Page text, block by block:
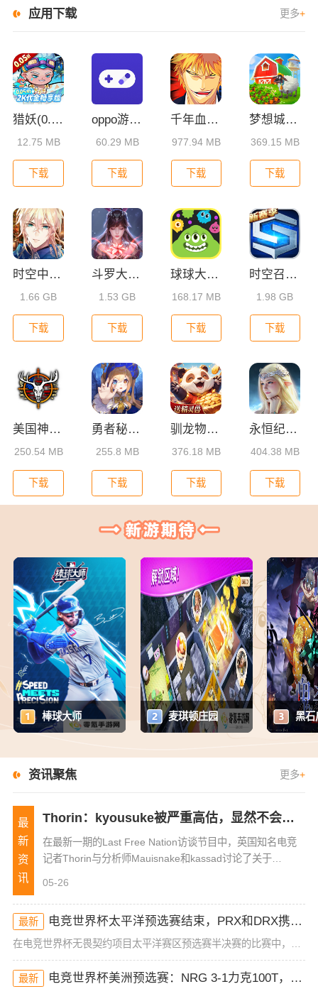
应用下载 更多+
猎妖(0.05折2K代金畅享版)
12.75 MB
下载
oppo游戏助手国际版
60.29 MB
下载
千年血战灵魂撕裂手游
977.94 MB
下载
梦想城镇小米版
369.15 MB
下载
时空中的绘旅人小米版
1.66 GB
下载
斗罗大陆魂师对决小米版
1.53 GB
下载
球球大作战vivo版
168.17 MB
下载
时空召唤小米版
1.98 GB
下载
美国神枪手汉化版
250.54 MB
下载
勇者秘境官方版
255.8 MB
下载
驯龙物语满V版
376.18 MB
下载
永恒纪元华为版本
404.38 MB
下载
棒球大师 麦琪顿庄园
资讯聚焦 更多+
最
新
资
讯
Thorin：kyousuke被严重高估，显然不会成为下一个donk
在最新一期的Last Free Nation访谈节目中，英国知名电竞
记者Thorin与分析师Mauisnake和kassad讨论了关于
05-26
最新 电竞世界杯太平洋预选赛结束，PRX和DRX携手晋级电竞世界杯
在电竞世界杯无畏契约项目太平洋赛区预选赛半决赛的比赛中，PRX以13-5，13-11直落两局横扫Team Secret成功挺进决赛，同时PRX也锁定一张电竞世界杯无畏契约项目的门票。而在随后结束的比赛
最新 电竞世界杯美洲预选赛：NRG 3-1力克100T，率先晋级EWC